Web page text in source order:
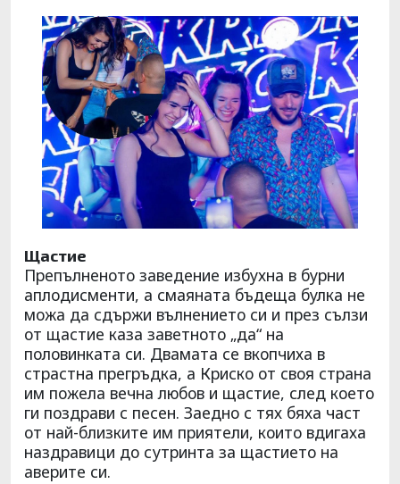
Щастие
Препълненото заведение избухна в бурни
аплодисменти, а смаяната бъдеща булка не
можа да сдържи вълнението си и през сълзи
от щастие каза заветното „да“ на
половинката си. Двамата се вкопчиха в
страстна прегръдка, а Криско от своя страна
им пожела вечна любов и щастие, след което
ги поздрави с песен. Заедно с тях бяха част
от най-близките им приятели, които вдигаха
наздравици до сутринта за щастието на
аверите си.